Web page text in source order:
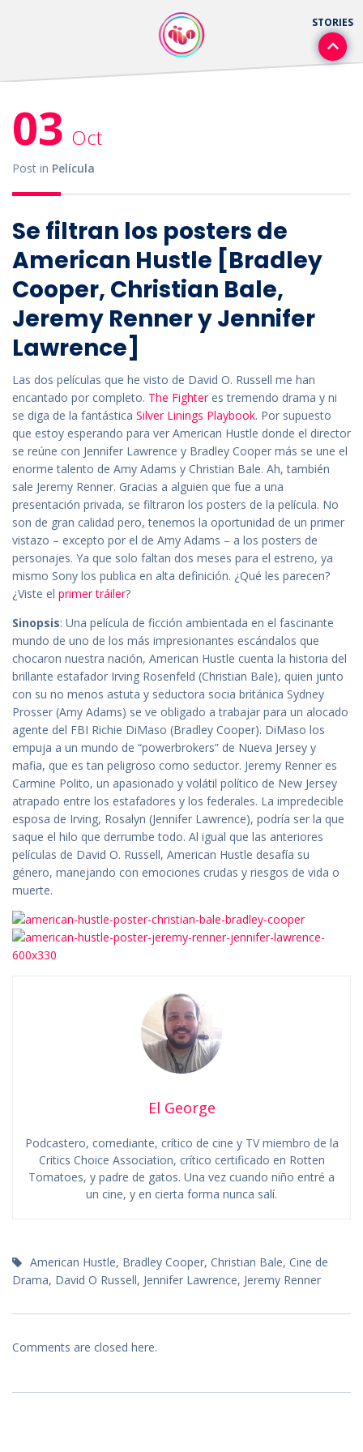
03 Oct
Post in Película
Se filtran los posters de
American Hustle [Bradley
Cooper, Christian Bale,
Jeremy Renner y Jennifer
Lawrence]
Las dos películas que he visto de David O. Russell me han
encantado por completo. The Fighteres tremendo drama y ni
se diga de la fantástica Silver Linings Playbook. Por supuesto
que estoy esperando para ver American Hustle donde el director
se reúne con Jennifer Lawrence y Bradley Cooper más se une el
enorme talento de Amy Adams y Christian Bale. Ah, también
sale Jeremy Renner. Gracias a alguien que fue a una
presentación privada, se filtraron los posters de la película. No
son de gran calidad pero, tenemos la oportunidad de un primer
vistazo – excepto por el de Amy Adams – a los posters de
personajes. Ya que solo faltan dos meses para el estreno, ya
mismo Sony los publica en alta definición. ¿Qué les parecen?
¿Viste el primer tráiler?
Sinopsis: Una película de ficción ambientada en el fascinante
mundo de uno de los más impresionantes escándalos que
chocaron nuestra nación, American Hustle cuenta la historia del
brillante estafador Irving Rosenfeld (Christian Bale), quien junto
con su no menos astuta y seductora socia británica Sydney
Prosser (Amy Adams) se ve obligado a trabajar para un alocado
agente del FBI Richie DiMaso (Bradley Cooper). DiMaso los
empuja a un mundo de “powerbrokers” de Nueva Jersey y
mafia, que es tan peligroso como seductor. Jeremy Renner es
Carmine Polito, un apasionado y volátil político de New Jersey
atrapado entre los estafadores y los federales. La impredecible
esposa de Irving, Rosalyn (Jennifer Lawrence), podría ser la que
saque el hilo que derrumbe todo. Al igual que las anteriores
películas de David O. Russell, American Hustle desafía su
género, manejando con emociones crudas y riesgos de vida o
muerte.
El George
Podcastero, comediante, crítico de cine y TV miembro de la
Critics Choice Association, crítico certificado en Rotten
Tomatoes, y padre de gatos. Una vez cuando niño entré a
un cine, y en cierta forma nunca salí.
American Hustle, Bradley Cooper, Christian Bale, Cine de
Drama, David O Russell, Jennifer Lawrence, Jeremy Renner
Comments are closed here.